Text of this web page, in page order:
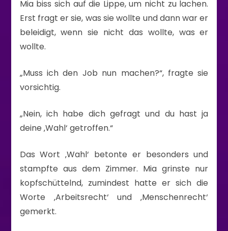
Mia biss sich auf die Lippe, um nicht zu lachen.
Erst fragt er sie, was sie wollte und dann war er
beleidigt, wenn sie nicht das wollte, was er
wollte.
„Muss ich den Job nun machen?“, fragte sie
vorsichtig.
„Nein, ich habe dich gefragt und du hast ja
deine ‚Wahl‘ getroffen.“
Das Wort ‚Wahl‘ betonte er besonders und
stampfte aus dem Zimmer. Mia grinste nur
kopfschüttelnd, zumindest hatte er sich die
Worte ‚Arbeitsrecht‘ und ‚Menschenrecht‘
gemerkt.